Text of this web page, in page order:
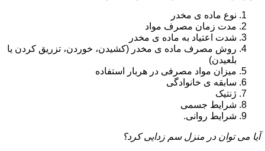
نوع ماده ی مخدر
مدت زمان مصرف مواد
شدت اعتیاد به ماده ی مخدر
روش مصرف ماده ی مخدر (کشیدن، خوردن، تزریق کردن یا
بلعیدن)
میزان مواد مصرفی در هربار استفاده
سابقه ی خانوادگی
ژنتیک
شرایط جسمی
شرایط روانی.
آیا می توان در منزل سم زدایی کرد؟